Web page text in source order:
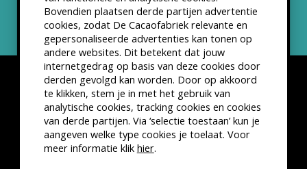
Bovendien plaatsen derde partijen advertentie
cookies, zodat De Cacaofabriek relevante en
gepersonaliseerde advertenties kan tonen op
andere websites. Dit betekent dat jouw
internetgedrag op basis van deze cookies door
derden gevolgd kan worden. Door op akkoord
te klikken, stem je in met het gebruik van
analytische cookies, tracking cookies en cookies
van derde partijen. Via ‘selectie toestaan’ kun je
aangeven welke type cookies je toelaat. Voor
meer informatie klik hier.
Disclaimer Privacyverklaring
Kleine lettertjes
VSCD Bezoekersvoorwaarden